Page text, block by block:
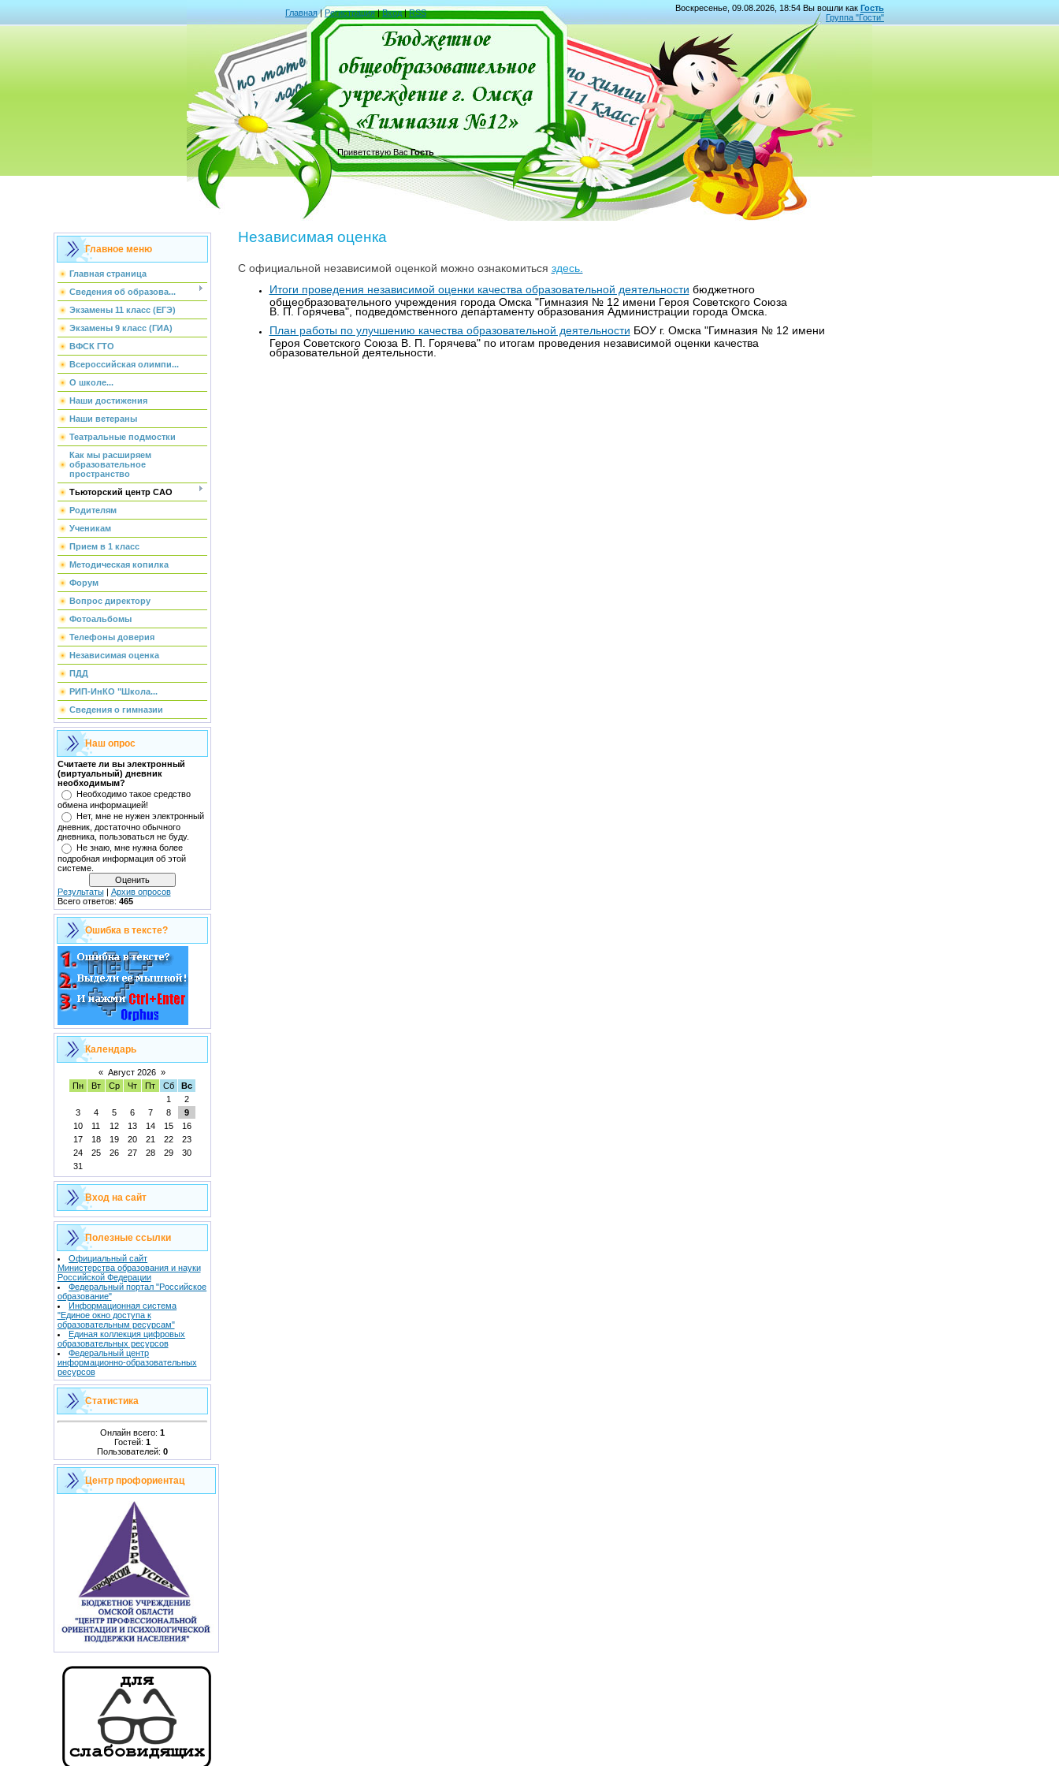
Главная|Регистрация|Вход|RSS Воскресенье, 09.08.2026, 18:54 Вы вошли как Гость
Группа "Гости"
Приветствую Вас Гость
Главное меню
Главная страница
Сведения об образова...
Экзамены 11 класс (ЕГЭ)
Экзамены 9 класс (ГИА)
ВФСК ГТО
Всероссийская олимпи...
О школе...
Наши достижения
Наши ветераны
Театральные подмостки
Как мы расширяем
образовательное
пространство
Тьюторский центр САО
Родителям
Ученикам
Прием в 1 класс
Методическая копилка
Форум
Вопрос директору
Фотоальбомы
Телефоны доверия
Независимая оценка
ПДД
РИП-ИнКО "Школа...
Сведения о гимназии
Наш опрос
Считаете ли вы электронный
(виртуальный) дневник
необходимым?
Необходимо такое средство
обмена информацией!
Нет, мне не нужен электронный
дневник, достаточно обычного
дневника, пользоваться не буду.
Не знаю, мне нужна более
подробная информация об этой
системе.
Результаты| Архив опросов
Всего ответов: 465
Ошибка в тексте?
Календарь
« Август 2026 »
Пн
Вт Ср Чт Пт Сб
Вс
1
2
3
4 5 6 7 8
9
10
11 12 13 14 15
16
17
18 19 20 21 22
23
24
25 26 27 28 29
30
31
Вход на сайт
Полезные ссылки
Официальный сайт
Министерства образования и науки
Российской Федерации
Федеральный портал "Российское
образование"
Информационная система
"Единое окно доступа к
образовательным ресурсам"
Единая коллекция цифровых
образовательных ресурсов
Федеральный центр
информационно-образовательных
ресурсов
Статистика
Онлайн всего: 1
Гостей: 1
Пользователей: 0
Центр профориентац
Независимая оценка
С официальной независимой оценкой можно ознакомиться здесь.
Итоги проведения независимой оценки качества образовательной деятельности бюджетного
общеобразовательного учреждения города Омска "Гимназия № 12 имени Героя Советского Союза
В. П. Горячева", подведомственного департаменту образования Администрации города Омска.
План работы по улучшению качества образовательной деятельности БОУ г. Омска "Гимназия № 12 имени
Героя Советского Союза В. П. Горячева" по итогам проведения независимой оценки качества
образовательной деятельности.